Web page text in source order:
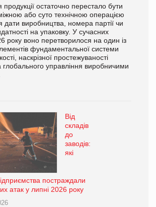
остаточно перестало бути
або суто технічною операцією
дати виробництва, номера партії чи
на упаковку. У сучасних
року воно перетворилося на один із
фундаментальної системи
наскрізної простежуваності
глобального управління виробничими
Від
складів
до
заводів:
які
постраждали
атак у липні 2026 року